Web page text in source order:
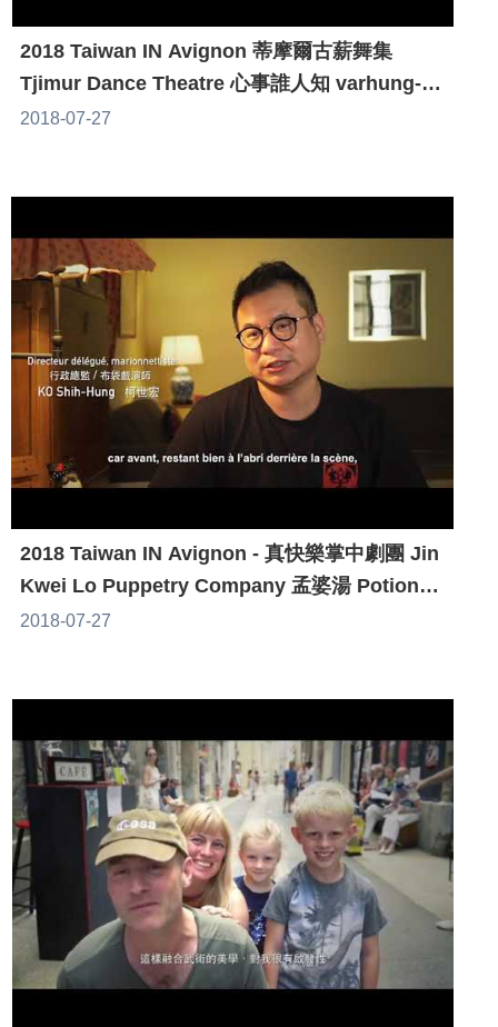
2018 Taiwan IN Avignon 蒂摩爾古薪舞集
Tjimur Dance Theatre 心事誰人知 varhung-
Heart to Heart
2018-07-27
2018 Taiwan IN Avignon - 真快樂掌中劇團 Jin
Kwei Lo Puppetry Company 孟婆湯 Potion
de réincarnation
2018-07-27